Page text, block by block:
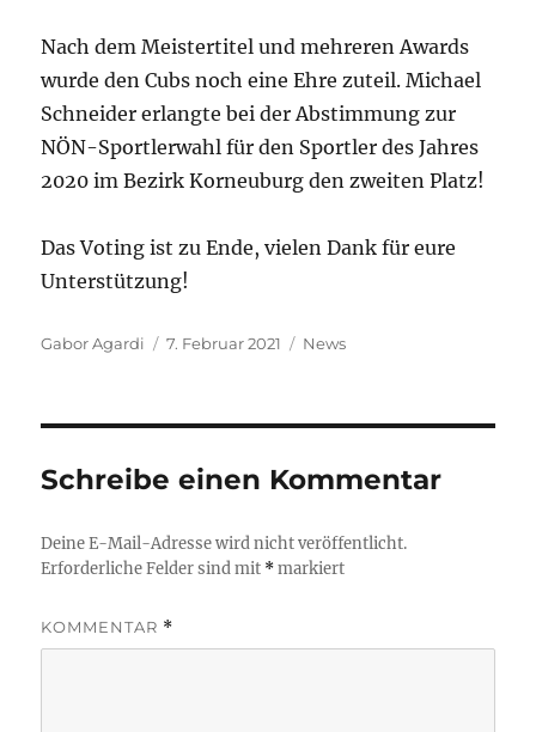
Nach dem Meistertitel und mehreren Awards
wurde den Cubs noch eine Ehre zuteil. Michael
Schneider erlangte bei der Abstimmung zur
NÖN-Sportlerwahl für den Sportler des Jahres
2020 im Bezirk Korneuburg den zweiten Platz!
Das Voting ist zu Ende, vielen Dank für eure
Unterstützung!
Autor
Gabor Agardi
Veröffentlicht
7. Februar 2021 Kategorien
News
Schreibe einen Kommentar
Deine E-Mail-Adresse wird nicht veröffentlicht.
Erforderliche Felder sind mit *markiert
KOMMENTAR *